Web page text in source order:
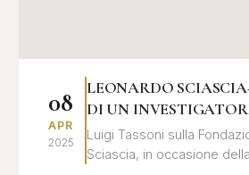
08
APR
2025
LEONARDO
DI UN
Luigi Tassoni sulla
Sciascia, in occasione